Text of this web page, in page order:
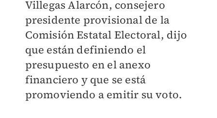
Villegas Alarcón, consejero
presidente provisional de la
Comisión Estatal Electoral, dijo
que están definiendo el
presupuesto en el anexo
financiero y que se está
promoviendo a emitir su voto.